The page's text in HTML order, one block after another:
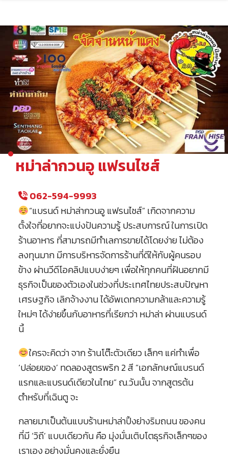
content
หม่าล่ากวนอู แฟรนไชส์
062-594-9993
“แบรนด์ หม่าล่ากวนอู แฟรนไชส์” เกิดจากความ
ตั้งใจที่อยากจะแบ่งปันความรู้ ประสบการณ์ ในการเปิด
ร้านอาหาร ที่สามารถมีทำเลการขายได้โดยง่าย ไม่ต้อง
ลงทุนมาก มีการบริหารจัดการร้านที่ดีให้กับผู้คนรอบ
ข้าง ผ่านวีดีโอคลิปแบบง่ายๆ เพื่อให้ทุกคนที่ฝันอยากมี
ธุรกิจเป็นของตัวเองในช่วงที่ประเทศไทยประสบปัญหา
เศรษฐกิจ เลิกจ้างงาน ได้อัพเดทความกล้าและความรู้
ใหม่ๆ ได้ง่ายขึ้นกับอาหารที่เรียกว่า หม่าล่า ผ่านแบรนด์
นี้
ใครจะคิดว่า จาก ร้านโต๊ะตัวเดียว เล็กๆ แค่ทำเพื่อ
‘ปล่อยของ’ ทดลองสูตรพริก 2 สี “เอกลักษณ์แบรนด์
แรกและแบรนด์เดียวในไทย” ณ.วันนั้น จากสูตรต้น
ตำหรับที่เฉินตู จะ
กลายมาเป็นต้นแบบร้านหม่าล่าปิ้งย่างริมถนน ของคน
ที่มี ‘วิถี’ แบบเดียวกัน คือ มุ่งมั่นเติบโตธุรกิจเล็กๆของ
เราเอง อย่างมั่นคงและยั่งยืน